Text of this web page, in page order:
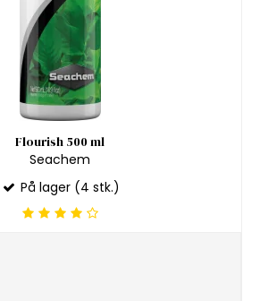
Flourish 500 ml
Seachem
På lager (4 stk.)